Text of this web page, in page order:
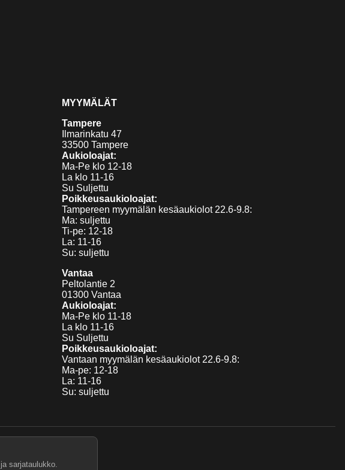
MYYMÄLÄT
Tampere
Ilmarinkatu 47
33500 Tampere
Aukioloajat:
Ma-Pe klo 12-18
La klo 11-16
Su Suljettu
Poikkeusaukioloajat:
Tampereen myymälän kesäaukiolot 22.6-9.8:
Ma: suljettu
Ti-pe: 12-18
La: 11-16
Su: suljettu
Vantaa
Peltolantie 2
01300 Vantaa
Aukioloajat:
Ma-Pe klo 11-18
La klo 11-16
Su Suljettu
Poikkeusaukioloajat:
Vantaan myymälän kesäaukiolot 22.6-9.8:
Ma-pe: 12-18
La: 11-16
Su: suljettu
sarjataulukko.